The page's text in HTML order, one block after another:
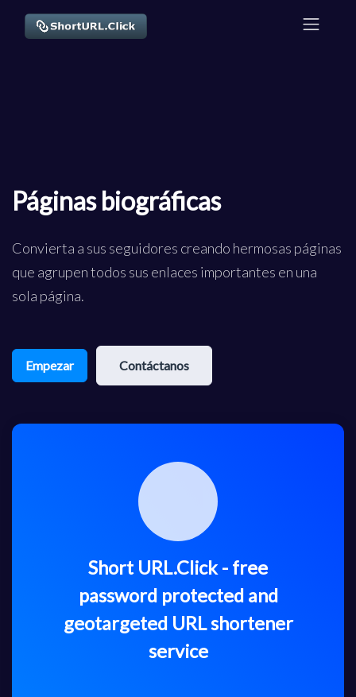
Páginas biográficas
Convierta a sus seguidores creando hermosas páginas
que agrupen todos sus enlaces importantes en una
sola página.
Empezar Contáctanos
Short URL.Click - free
password protected and
geotargeted URL shortener
service